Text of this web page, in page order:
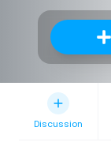
Discussion